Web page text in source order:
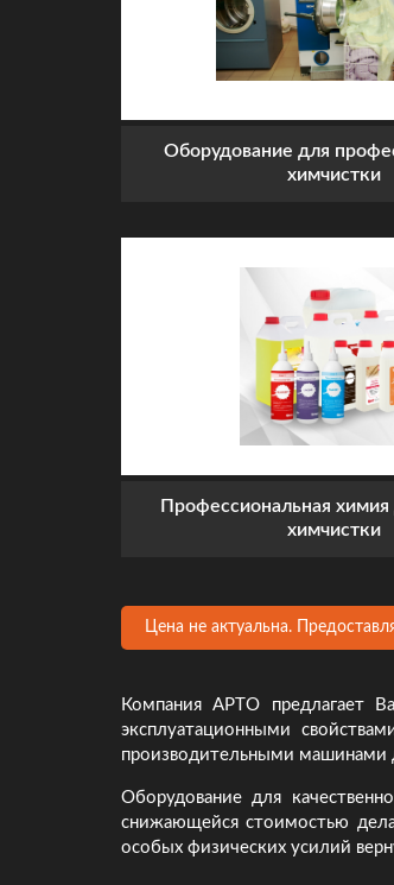
Оборудование для
химчистки
Профессиональная химия
химчистки
Цена не актуальна.
Компания АРТО предлагает
эксплуатационными
производительными машинами
Оборудование для
снижающейся стоимостью
особых физических усилий